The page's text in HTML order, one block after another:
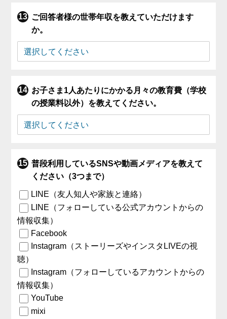
ご回答者様の世帯年収を教えていただけます
か。
お子さま1人あたりにかかる月々の教育費（学校
の授業料以外）を教えてください。
普段利用しているSNSや動画メディアを教えて
ください（3つまで）
LINE（友人知人や家族と連絡）
LINE（フォローしている公式アカウントからの
情報収集）
Facebook
Instagram（ストーリーズやインスタLIVEの視
聴）
Instagram（フォローしているアカウントからの
情報収集）
YouTube
mixi